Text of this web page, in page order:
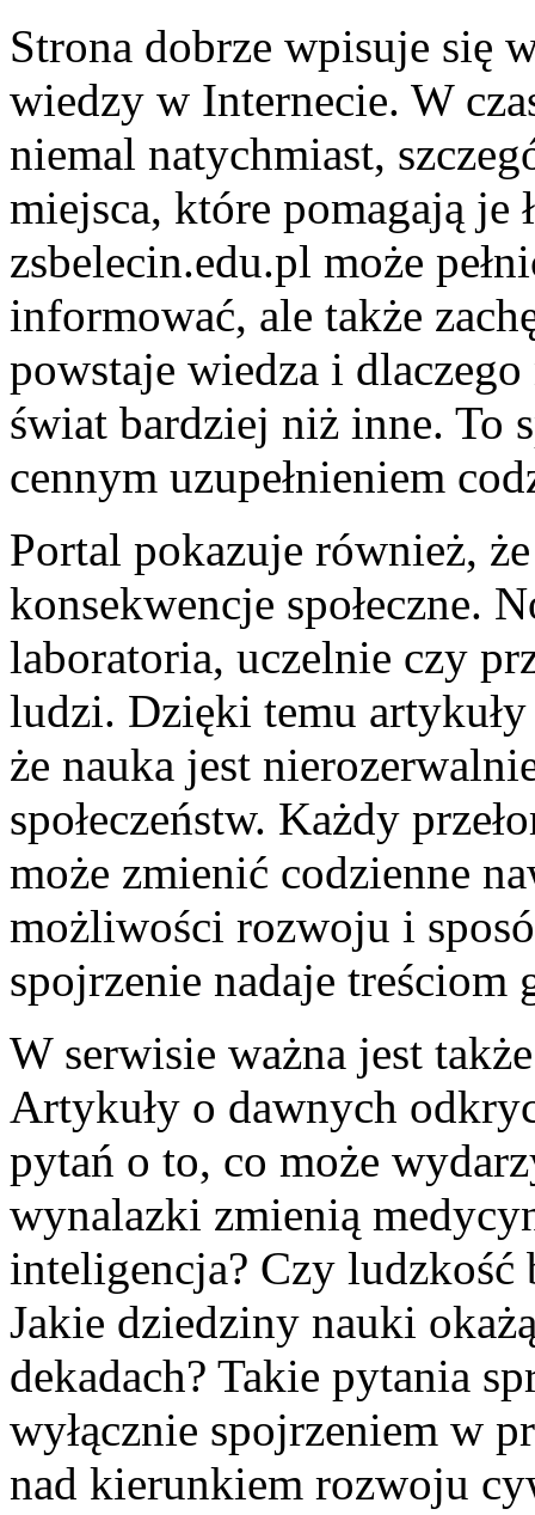
Strona dobrze wpisuje się
wiedzy w Internecie. W
niemal natychmiast,
miejsca, które pomagają je
zsbelecin.edu.pl może
informować, ale także
powstaje wiedza i
świat bardziej niż inne. To
cennym uzupełnieniem
Portal pokazuje również,
konsekwencje społeczne.
laboratoria, uczelnie czy
ludzi. Dzięki temu
że nauka jest
społeczeństw. Każdy
może zmienić codzienne
możliwości rozwoju i
spojrzenie nadaje treściom
W serwisie ważna jest
Artykuły o dawnych
pytań o to, co może
wynalazki zmienią
inteligencja? Czy ludzkość
Jakie dziedziny nauki
dekadach? Takie pytania
wyłącznie spojrzeniem w
nad kierunkiem rozwoju